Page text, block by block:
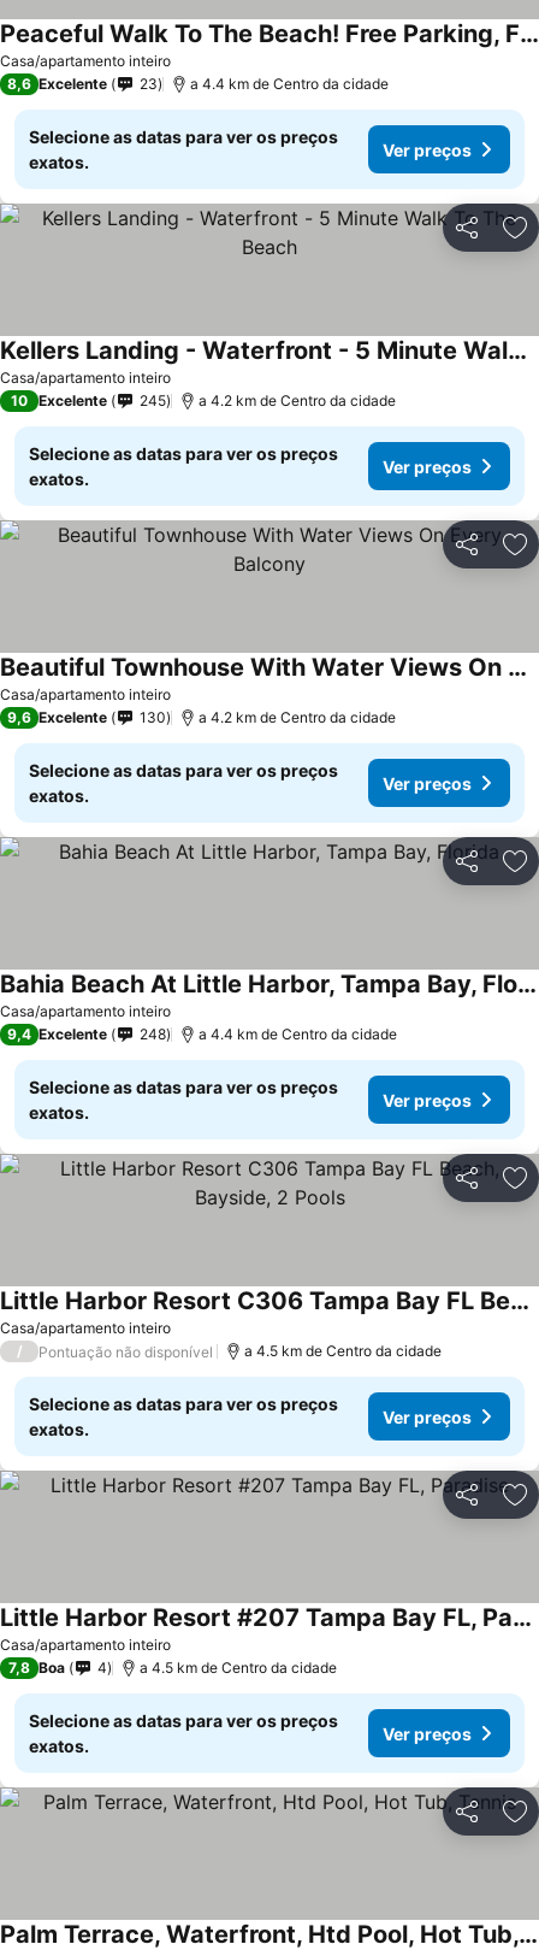
Casa/apartamento inteiro
Peaceful Walk To The Beach! Free Parking, Free Wifi! Pet Friendly :)
8,6 Excelente 23 a 4.4 km de Centro da cidade
Selecione as datas para ver os preços
exatos.
Ver preços
Partilhar
Casa/apartamento inteiro
Kellers Landing - Waterfront - 5 Minute Walk To The Beach
10 Excelente 245 a 4.2 km de Centro da cidade
Selecione as datas para ver os preços
exatos.
Ver preços
Partilhar
Casa/apartamento inteiro
Beautiful Townhouse With Water Views On Every Balcony
9,6 Excelente 130 a 4.2 km de Centro da cidade
Selecione as datas para ver os preços
exatos.
Ver preços
Partilhar
Casa/apartamento inteiro
Bahia Beach At Little Harbor, Tampa Bay, Florida
9,4 Excelente 248 a 4.4 km de Centro da cidade
Selecione as datas para ver os preços
exatos.
Ver preços
Partilhar
Casa/apartamento inteiro
Little Harbor Resort C306 Tampa Bay FL Beach, Bayside, 2 Pools
/ Pontuação não disponível a 4.5 km de Centro da cidade
Selecione as datas para ver os preços
exatos.
Ver preços
Partilhar
Casa/apartamento inteiro
Little Harbor Resort #207 Tampa Bay FL, Paradise
7,8 Boa 4 a 4.5 km de Centro da cidade
Selecione as datas para ver os preços
exatos.
Ver preços
Partilhar
Palm Terrace, Waterfront, Htd Pool, Hot Tub, Tennis